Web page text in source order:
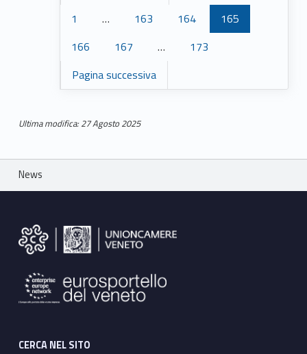
1
… 163 164
165
166
167 …
173
Pagina successiva
Ultima modifica: 27 Agosto 2025
Skip back to main navigation
Breadcrumbs navigation
News
CERCA NEL SITO